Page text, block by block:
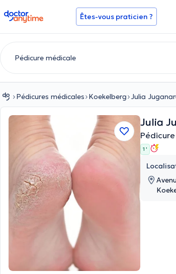
doctoranytime Êtes-vous praticien ?
Pédicures médicales Koekelberg Julia
Julia
1 '